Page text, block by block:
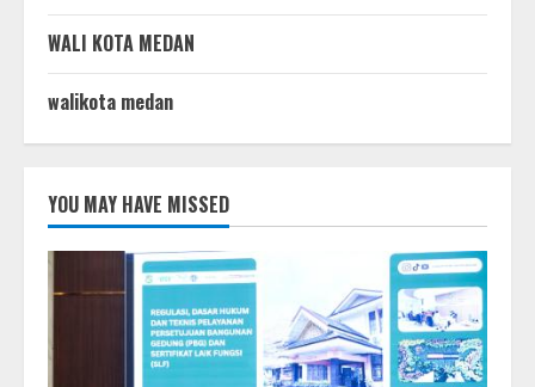
WALI KOTA MEDAN
walikota medan
YOU MAY HAVE MISSED